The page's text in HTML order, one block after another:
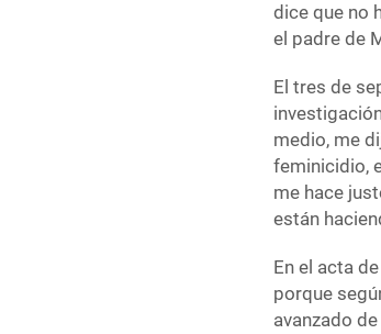
dice que no
el padre de
El tres de
medio, me
feminicidio,
me hace
están
En el acta
porque
avanzado